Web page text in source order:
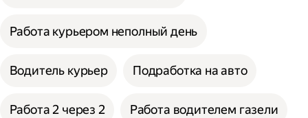
Работа курьером неполный день
Водитель курьер Подработка на авто
Работа 2 через 2 Работа водителем газели